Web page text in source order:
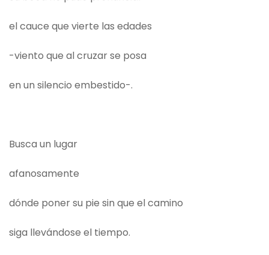
el cauce que vierte las edades
-viento que al cruzar se posa
en un silencio embestido-.
Busca un lugar
afanosamente
dónde poner su pie sin que el camino
siga llevándose el tiempo.